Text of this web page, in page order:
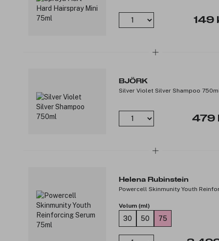
149
BJÖRK
Silver Violet Silver Shampoo
479
Helena Rubinstein
Powercell Skinmunity Youth
Volum (ml)
30 50 75